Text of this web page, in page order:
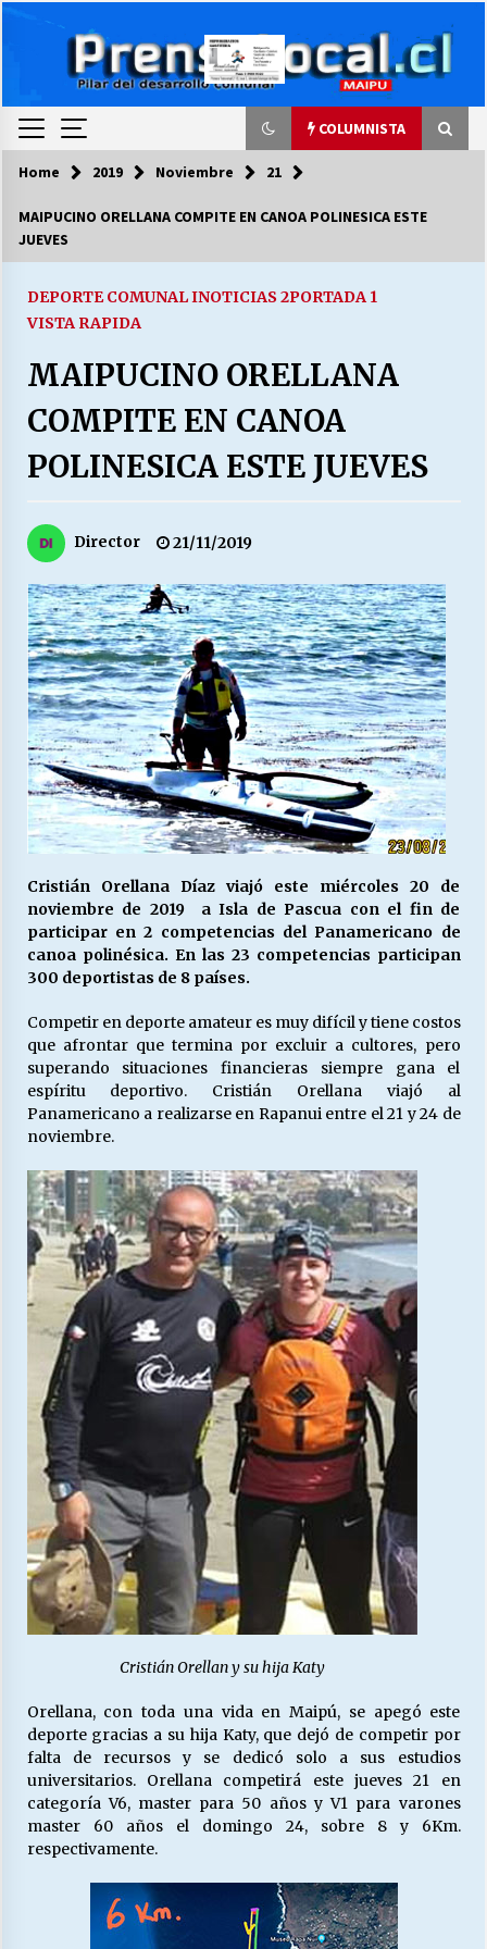
COLUMNISTA
COLUMNISTA
03/08/2026
HISTORIA
28/07/2026
CUMPLEAÑOS 69
MUNICIPALIDAD, TRABAJADORES, CLIMA
13/07/2026
Escuela hospitalaria El Carmen de Maipu.
25/06/2026
¿Qué habrían dicho?
23/06/2026
VOLVER A SER ALTERNATIVA
MUNICIPALIDADES, HONORARIOS, DESPIDOS
28/05/2026
Releyendo la Rerum Novarum a 135 años. “La
cuestión social hoy”.
16/05/2026
30/04/2026
¿Asesores con doble sueldo?
18/04/2026
Chile y sus segmentos de la riqueza
06/04/2026
Home 2019 Noviembre 21
MAIPUCINO ORELLANA COMPITE EN CANOA POLINESICA ESTE
JUEVES
DEPORTE COMUNAL INOTICIAS 2PORTADA 1
VISTA RAPIDA
MAIPUCINO ORELLANA
COMPITE EN CANOA
POLINESICA ESTE JUEVES
Director 21/11/2019
Cristián Orellana Díaz viajó este miércoles 20 de
noviembre de 2019 a Isla de Pascua con el fin de
participar en 2 competencias del Panamericano de
canoa polinésica. En las 23 competencias participan
300 deportistas de 8 países.
Competir en deporte amateur es muy difícil y tiene costos
que afrontar que termina por excluir a cultores, pero
superando situaciones financieras siempre gana el
espíritu deportivo. Cristián Orellana viajó al
Panamericano a realizarse en Rapanui entre el 21 y 24 de
noviembre.
Cristián Orellan y su hija Katy
Orellana, con toda una vida en Maipú, se apegó este
deporte gracias a su hija Katy, que dejó de competir por
falta de recursos y se dedicó solo a sus estudios
universitarios. Orellana competirá este jueves 21 en
categoría V6, master para 50 años y V1 para varones
master 60 años el domingo 24, sobre 8 y 6Km.
respectivamente.